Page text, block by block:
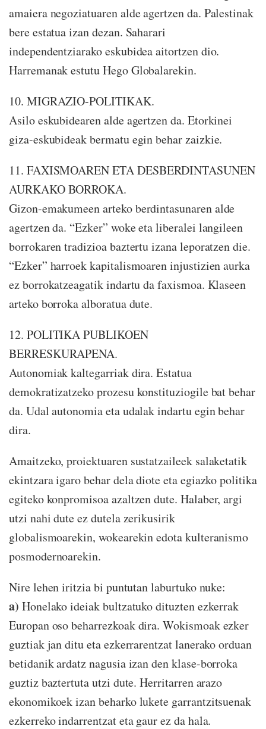
amaiera negoziatuaren alde agertzen da. Palestinak
bere estatua izan dezan. Saharari
independentziarako eskubidea aitortzen dio.
Harremanak estutu Hego Globalarekin.
10. MIGRAZIO-POLITIKAK.
Asilo eskubidearen alde agertzen da. Etorkinei
giza-eskubideak bermatu egin behar zaizkie.
11. FAXISMOAREN ETA DESBERDINTASUNEN
AURKAKO BORROKA.
Gizon-emakumeen arteko berdintasunaren alde
agertzen da. “Ezker” woke eta liberalei langileen
borrokaren tradizioa baztertu izana leporatzen die.
“Ezker” harroek kapitalismoaren injustizien aurka
ez borrokatzeagatik indartu da faxismoa. Klaseen
arteko borroka alboratua dute.
12. POLITIKA PUBLIKOEN
BERRESKURAPENA.
Autonomiak kaltegarriak dira. Estatua
demokratizatzeko prozesu konstituziogile bat behar
da. Udal autonomia eta udalak indartu egin behar
dira.
Amaitzeko, proiektuaren sustatzaileek salaketatik
ekintzara igaro behar dela diote eta egiazko politika
egiteko konpromisoa azaltzen dute. Halaber, argi
utzi nahi dute ez dutela zerikusirik
globalismoarekin, wokearekin edota kulteranismo
posmodernoarekin.
Nire lehen iritzia bi puntutan laburtuko nuke:
a) Honelako ideiak bultzatuko dituzten ezkerrak
Europan oso beharrezkoak dira. Wokismoak ezker
guztiak jan ditu eta ezkerrarentzat lanerako orduan
betidanik ardatz nagusia izan den klase-borroka
guztiz baztertuta utzi dute. Herritarren arazo
ekonomikoek izan beharko lukete garrantzitsuenak
ezkerreko indarrentzat eta gaur ez da hala.